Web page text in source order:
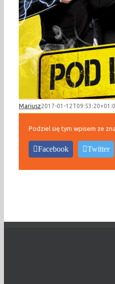
Mariusz2017-01-
Podziel się tym wpisem ze
Facebook Twitter